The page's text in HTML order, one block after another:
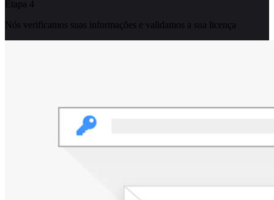
Etapa 4
Nós verificamos suas informações e validamos a sua licença